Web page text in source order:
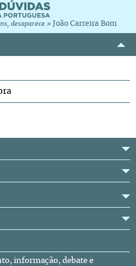
desaparece.» João Carreira Bom
informação, debate e